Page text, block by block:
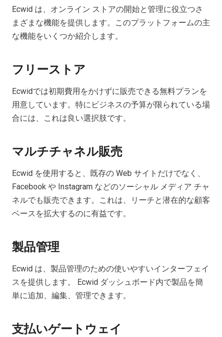
Ecwid は、オンライン ストアの開始と管理に役立つさ
まざまな機能を提供します。このプラットフォームの主
な機能をいくつか紹介します。
フリーストア
Ecwidでは初期費用をかけずに販売できる無料プランを
用意しています。特にビジネスの予算が限られている場
合には、これは良い選択肢です。
マルチチャネル販売
Ecwid を使用すると、既存の Web サイトだけでなく、
Facebook や Instagram などのソーシャル メディア チャ
ネルでも販売できます。これは、リーチと潜在的な顧客
ベースを拡大するのに有益です。
製品管理
Ecwid は、製品管理のための使いやすいインターフェイ
スを提供します。 Ecwid ダッシュボード内で製品を簡
単に追加、編集、管理できます。
支払いゲートウェイ